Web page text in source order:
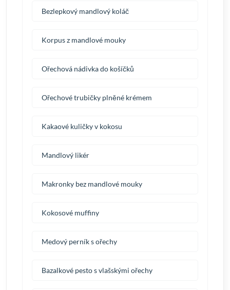
Bezlepkový mandlový koláč
Korpus z mandlové mouky
Ořechová nádivka do košíčků
Ořechové trubičky plněné krémem
Kakaové kuličky v kokosu
Mandlový likér
Makronky bez mandlové mouky
Kokosové muffiny
Medový perník s ořechy
Bazalkové pesto s vlašskými ořechy